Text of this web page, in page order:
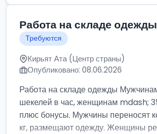
Работа на складе одежды
Требуются
Кирьят Ата (Центр страны)
Опубликовано: 08.06.2026
Работа на складе одежды
шекелей в час, женщинам mdash;
плюс бонусы. Мужчины переносят
кг, размещают одежду. Женщины